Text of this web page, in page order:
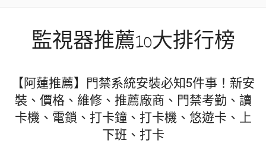
監視器推薦10大排行榜
【阿蓮推薦】門禁系統安裝必知5件事！新安
裝、價格、維修、推薦廠商、門禁考勤、讀
卡機、電鎖、打卡鐘、打卡機、悠遊卡、上
下班、打卡